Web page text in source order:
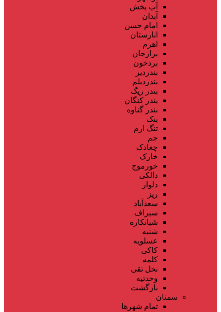
آب پخش
آبدان
امام حسن
انارستان
اهرم
برازجان
بردخون
بندردیر
بندردیلم
بندر ریگ
بندر کنگان
بندر گناوه
بنک
تنگ ارم
جم
چغادک
خارک
خورموج
دالکی
دلوار
ریز
سعدآباد
سیراف
شبانکاره
شنبه
عسلویه
کاکی
کلمه
نخل تقی
وحدتیه
بازگشت
سمنان
تمام شهر‌ها